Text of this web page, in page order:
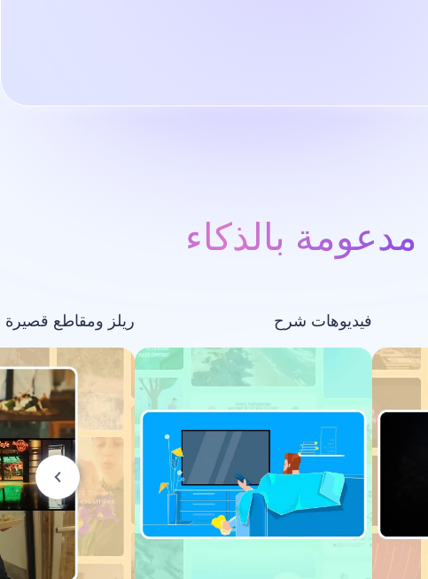
مدعومة بالذكاء
فيديوهات شرح ريلز ومقاطع قصيرة